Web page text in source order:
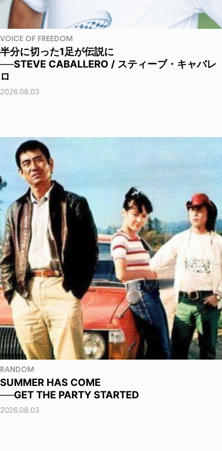
VOICE OF FREEDOM
半分に切った1足が伝説に
──STEVE CABALLERO / スティーブ・キャバレ
ロ
2026.08.03
RANDOM
SUMMER HAS COME
──GET THE PARTY STARTED
2026.08.03